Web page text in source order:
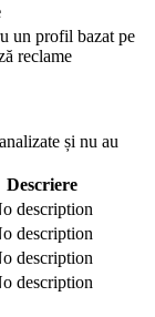
un profil bazat pe
reclame
și nu au
Descriere
description
description
description
description